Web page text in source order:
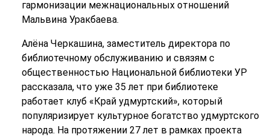
гармонизации межнациональных отношений
Мальвина Уракбаева.
Алёна Черкашина, заместитель директора по
библиотечному обслуживанию и связям с
общественностью Национальной библиотеки УР
рассказала, что уже 35 лет при библиотеке
работает клуб «Край удмуртский», который
популяризирует культурное богатство удмуртского
народа. На протяжении 27 лет в рамках проекта